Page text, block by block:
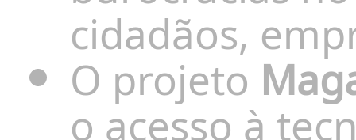
cidadãos,
O projeto
o acesso à